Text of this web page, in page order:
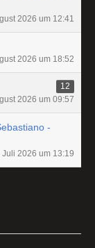
2026 um 12:41
2026 um 18:52
12
2026 um 09:57
-
Juli 2026 um 13:19